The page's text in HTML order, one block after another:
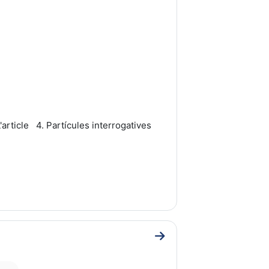
4. Partícules interrogatives
Go to section UNITAT 2: